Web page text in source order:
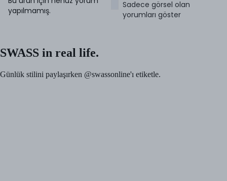
yapılmamış.
Sadece görsel olan
yorumları göster